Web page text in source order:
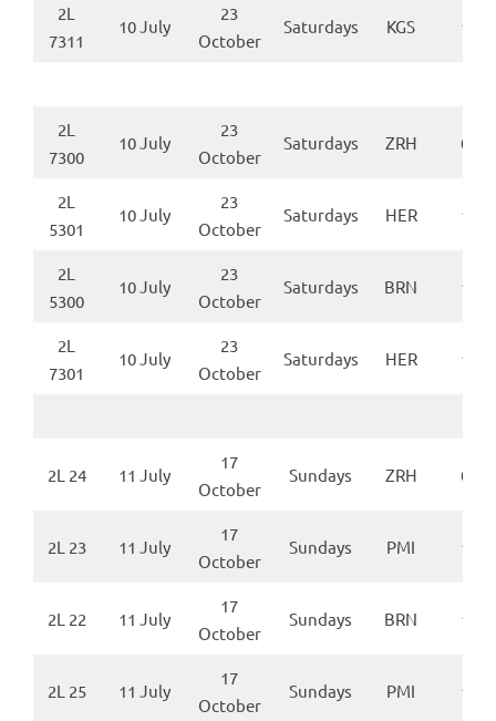
2L
7311
10 July
23
October
Saturdays KGS
2L
7300
10 July
23
October
Saturdays ZRH
2L
5301
10 July
23
October
Saturdays HER
2L
5300
10 July
23
October
Saturdays BRN
2L
7301
10 July
23
October
Saturdays HER
2L 24 11 July
17
October
Sundays ZRH
2L 23 11 July
17
October
Sundays PMI
2L 22 11 July
17
October
Sundays BRN
2L 25 11 July
17
October
Sundays PMI